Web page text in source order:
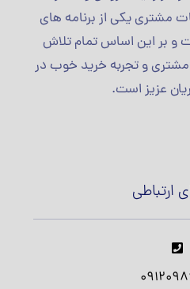
مشتری یکی از برنامه های
و بر این اساس تمام تلاش
و تجربه خرید خوب در
عزیز است.
ارتباطی